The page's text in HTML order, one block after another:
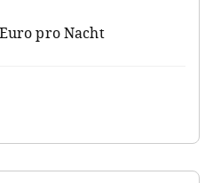
pro Nacht